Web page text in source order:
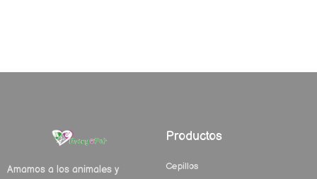
Amamos a los animales y
Productos
Cepillos